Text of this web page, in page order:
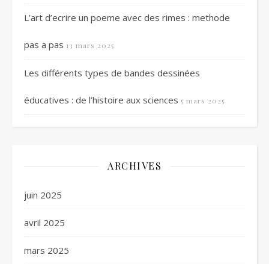
L’art d’ecrire un poeme avec des rimes : methode
pas a pas 13 mars 2025
Les différents types de bandes dessinées
éducatives : de l’histoire aux sciences 5 mars 2025
ARCHIVES
juin 2025
avril 2025
mars 2025